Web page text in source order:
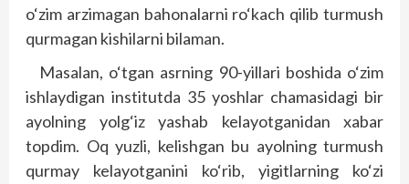
o‘zim arzimagan bahonalarni ro‘kach qilib turmush
qurmagan kishilarni bilaman.
Masalan, o‘tgan asrning 90-yillari boshida o‘zim
ishlaydigan institutda 35 yoshlar chamasidagi bir
ayolning yolg‘iz yashab kelayotganidan xabar
topdim. Oq yuzli, kelishgan bu ayolning turmush
qurmay kelayotganini ko‘rib, yigitlarning ko‘zi